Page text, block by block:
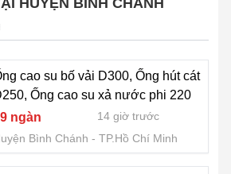
HUYỆN BÌNH CHÁNH
cao su bố vải D300, Ống hút cát
Ống cao su xả nước phi 220
ngàn
14 giờ trước
Bình Chánh
TP.Hồ Chí Minh